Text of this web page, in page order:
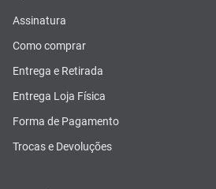
Assinatura
Como comprar
Entrega e Retirada
Entrega Loja Física
Forma de Pagamento
Trocas e Devoluções